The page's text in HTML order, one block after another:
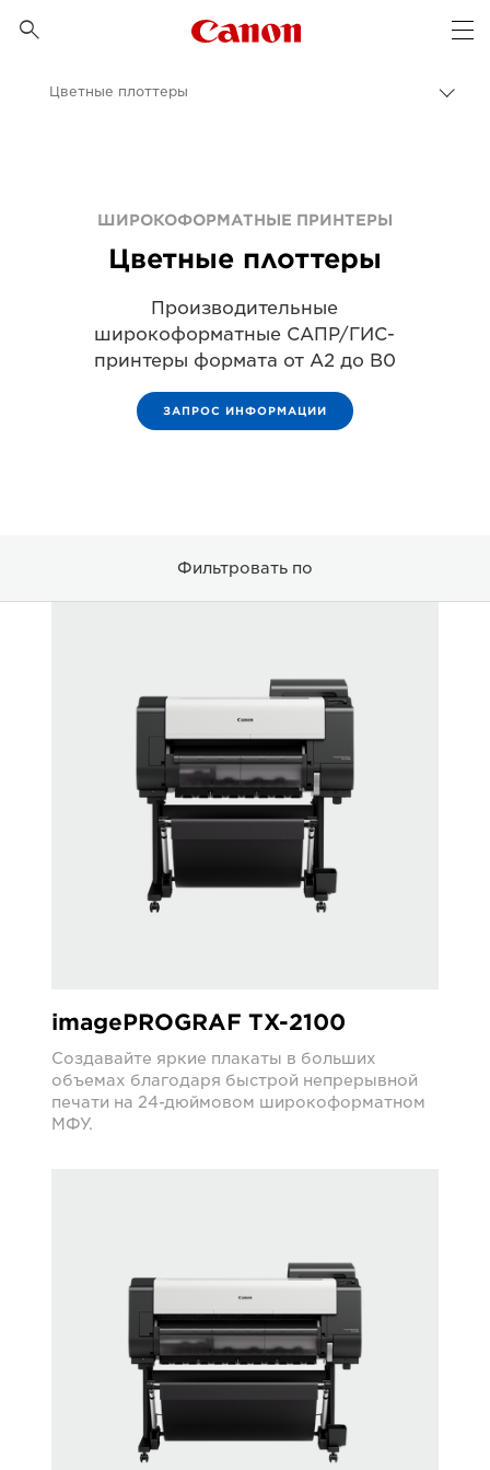

Canon Logo, back to
Продукты и решения для бизнеса
Широкоформатные принтеры
Цветные плоттеры
ШИРОКОФОРМАТНЫЕ ПРИНТЕРЫ
Цветные плоттеры
Производительные
широкоформатные САПР/ГИС-
принтеры формата от A2 до B0
ЗАПРОС ИНФОРМАЦИИ
Фильтровать по
imagePROGRAF TX-2100
Создавайте яркие плакаты в больших
объемах благодаря быстрой непрерывной
печати на 24-дюймовом широкоформатном
МФУ.